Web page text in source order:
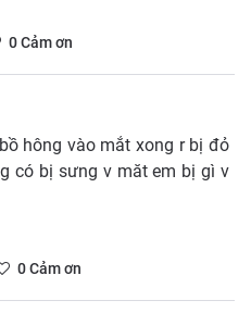
0Cảm ơn
hông vào mắt xong r bị đỏ
có bị sưng v măt em bị gì v
0Cảm ơn